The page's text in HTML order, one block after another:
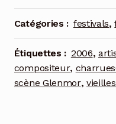
Catégories : festivals,
Étiquettes : 2006,
compositeur,
scène Glenmor,